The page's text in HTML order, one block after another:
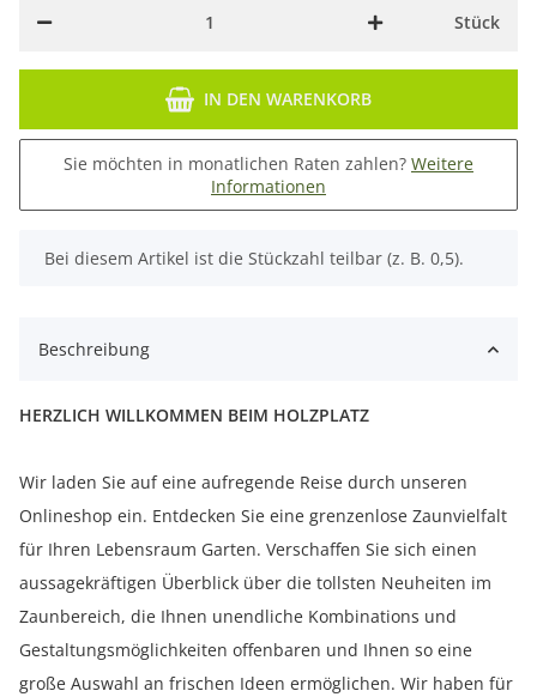
Stück
IN DEN WARENKORB
Sie möchten in monatlichen Raten zahlen? Weitere
Informationen
x
Bei diesem Artikel ist die Stückzahl teilbar (z. B. 0,5).
Beschreibung
HERZLICH WILLKOMMEN BEIM HOLZPLATZ
Wir laden Sie auf eine aufregende Reise durch unseren
Onlineshop ein. Entdecken Sie eine grenzenlose Zaunvielfalt
für Ihren Lebensraum Garten. Verschaffen Sie sich einen
aussagekräftigen Überblick über die tollsten Neuheiten im
Zaunbereich, die Ihnen unendliche Kombinations und
Gestaltungsmöglichkeiten offenbaren und Ihnen so eine
große Auswahl an frischen Ideen ermöglichen. Wir haben für